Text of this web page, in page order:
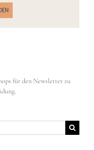
für den Newsletter zu